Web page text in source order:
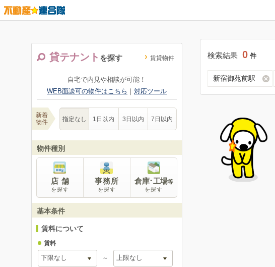
貸テナント を探す 賃貸物件
自宅で内見や相談が可能！
WEB面談可の物件はこちら ｜ 対応ツール
新着
物件
指定なし 1日以内 3日以内 7日以内
物件種別
店 舗
を探す
事務所
を探す
倉庫･工場等
を探す
基本条件
賃料について
賃料
～
検索結果 0 件
新宿御苑前駅